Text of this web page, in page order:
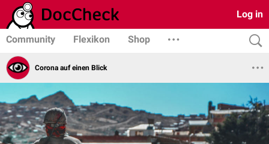
Log in
Community Flexikon Shop
Corona auf einen Blick